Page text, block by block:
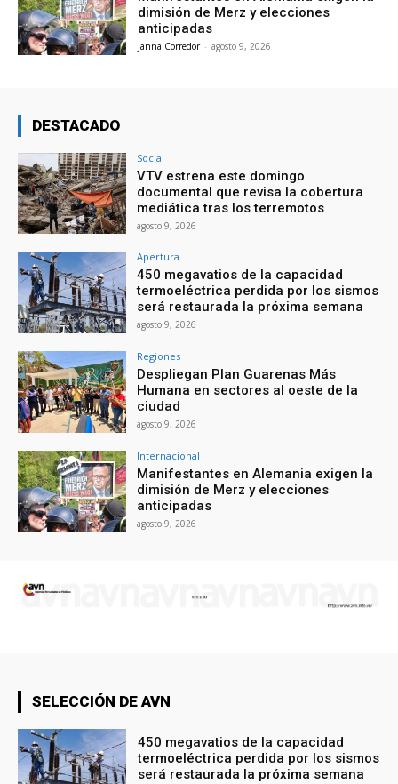
dimisión de Merz y elecciones
anticipadas
Janna Corredor - agosto 9, 2026
DESTACADO
Social
VTV estrena este domingo
documental que revisa la cobertura
mediática tras los terremotos
agosto 9, 2026
Apertura
450 megavatios de la capacidad
termoeléctrica perdida por los sismos
será restaurada la próxima semana
agosto 9, 2026
Regiones
Despliegan Plan Guarenas Más
Humana en sectores al oeste de la
ciudad
agosto 9, 2026
Internacional
Manifestantes en Alemania exigen la
dimisión de Merz y elecciones
anticipadas
agosto 9, 2026
SELECCIÓN DE AVN
450 megavatios de la capacidad
termoeléctrica perdida por los sismos
será restaurada la próxima semana